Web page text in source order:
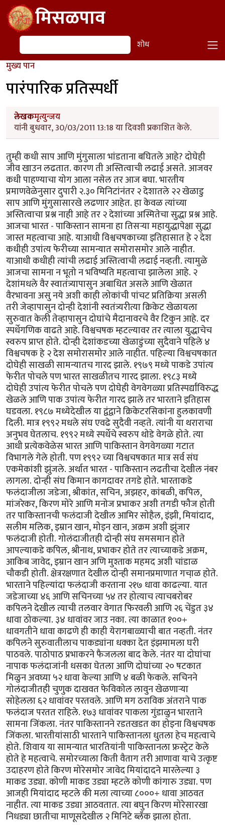
Skip to main contentमिसळपाव
शोध शोध
मुख्य पान
पारंपारिक प्रतिस्पर्धी
लेखकमृत्युन्जय
यांनी बुधवार, 30/03/2011 13:18 या दिवशी प्रकाशित केले.
तुम्ही कधी साप आणि मुंगुसाला भांडताना बघितले आहे? दोघेही
जीव खाउन लढतात. कारण ती अस्तित्वाची लढाई असते. आजवर
कधी पाहण्याचा योग आला नसेल तर आज बघा. भारतीय
प्रमाणवेळेनुसार दुपारी २.३० मिनिटांनंतर २ देशातले २२ खेळाडु
साप आणि मुंगुसासारखे लढणार आहेत. हा केवळ त्यांच्या
अस्तित्वाचा प्रश्न नाही आहे तर २ देशांच्या अस्मितेचा सुद्धा प्रश्न आहे.
आजचा भारत - पाकिस्तान सामना हा तिसर्‍या महायुद्धापेक्षा सुद्धा
जास्त महत्वाचा आहे. याआधी विश्वचषकाच्या इतिहासात हे २ देश
कधीही उपांत्य फेरीच्या सामन्यात समोरासमोर आले नाहीत.
याआधी कधीही त्यांची लढाई अस्तित्वाची लढाई नव्हती. त्यामुळे
आजचा सामना न भूतो न भविष्यति महत्वाचा झालेला आहे. २
देशांमधले वैर स्वातंत्र्यापासुन अबाधित असले आणि खेळात
वैरभावना असु नये अशी काही लोकांची पांचट प्रतिक्रिया असली
तरी जेव्हापासुन दोन्ही देशांनी स्वतंत्र्यरीत्या क्रिकेट खेळायला
सुरुवात केली तेव्हापासुन दोघांचे मैदानावरचे वैर टिकुन आहे. दर
स्पर्धेगणिक वाढते आहे. विश्वचषक म्हटल्यावर तर त्याला युद्धाचेच
स्वरुप प्राप्त होते. दोन्ही देशांकडच्या खेळाडुंच्या सुदैवाने पहिले ४
विश्वचषक हे २ देश समोरासमोर आले नाहीत. पहिल्या विश्वचषकात
दोघेही साखळी सामन्यातच गारद झाले. १९७९ मध्ये पाकडे उपांत्य
फेरीत पोचले पण भारत साखळीतच गारद झाला. १९८३ मध्ये
दोघेही उपांत्य फेरीत पोचले पण दोघेही वेगवेगळ्या प्रतिस्पर्द्यांविरुद्ध
खेळले आणि पाक उपांत्य फेरीत गारद झाले तर भारताने इतिहास
घडवला. १९८७ मध्येदेखील या द्वंद्वाने क्रिकेटरसिकांना हुलकावणी
दिली. मात्र १९९२ मधले संघ एवढे सुदैवी नव्हते. त्यांनी या थराराचा
अनुभव घेतलाच. १९९२ मध्ये स्पर्धेचे स्वरुप थोडे वेगळे होते. त्या
आधी प्रत्येकवेळेस भारत आणि पाकिस्तान वेगवेगळ्या गटात
विभागले गेले होती. पण १९९२ च्या विश्वचषकात मात्र सर्व संघ
एकमेकांशी झुंजले. अर्थात भारत - पाकिस्तान लढतीचा देखील नंबर
लागला. दोन्ही संघ किमान कागदावर तगडे होते. भारताकडे
फलंदाजीला जडेजा, श्रीकांत, सचिन, अझहर, कांबळी, कपिल,
मांजरेकर, किरण मोरे आणि मनोज प्रभाकर अशी तगडी फौज होती
तर पाकिस्तानची फलंदाजी देखील आमिर सोहैल, इंझी, मियांदाद,
सलीम मलिक, इम्रान खान, मोइन खान, अक्रम अशी झुंजार
फलंदाजी होती. गोलंदाजीतही दोन्ही संघ समसमान होते
आपल्याकडे कपिल, श्रीनाथ, प्रभाकर होते तर त्याच्याकडे अक्रम,
आकिब जावेद, इम्रान खान अणि मुश्ताक महमद अशी चांडाळ
चौकडी होती. क्षेत्ररक्षणात देखील दोन्ही समानप्रमाणात गचा़ळ होते.
भारताने पहिल्यांदा फलंदाजी करताना २१७ धावा काढल्या. यात
जडेजाच्या ४६ आणि सचिनच्या ५४ तर होत्याच त्याचबरोबर
कपिलने देखील त्याची तलवार वेगात फिरवली आणि २६ चेंडुत ३४
धावा ठोकल्या. ३४ धावांवर जाउ नका. त्या काळात १००+
धावगतीने धावा काढणे ही काही येरागबाळ्याची बात नव्हती. नंतर
कपिलने सुरुवातीलाच पाकड्यांना धक्का देत इंझमामला घरी
पाठवले. पाठोपाठ प्रभाकरने फैजलला बाद केले. नंतर या दोघांचा
नापाक फलंदाजांनी धसका घेतला आणि दोघांच्या २० षटकात
मिळुन अवघ्या ५२ धावा केल्या आणि ४ बळी फेकले. सचिनने
गोलंदाजीतही चुणुक दाखवत फेविकोल लावुन खेळणार्‍या
सोहेलला ६२ धावांवर परतवले. आणि मग ठराविक अंतराने पाक
फलंदाज परतत राहिले. १७३ धावांवर पाकला गुंडाळुन भारताने
सामना जिंकला. नंतर पाकिस्तानने रडतखडत का होइना विश्वचषक
जिंकला. भारतीयांसाठी भारताने पाकिस्तानला धुतला हेच महत्वाचे
होते. शिवाय या सामन्यात भारतियांनी पाकिस्तानला फ्रस्ट्रेट केले
होते हे महत्वाचे. समोरच्याला किती वैताग तरी आणावा याचे उत्कृष्ट
उदाहरण होते किरण मोरेसमोर जावेद मियांदादने मारलेल्या ३
माकड उड्या. कोणी माकड उड्या म्हटले कोणी कांगारु उड्या. पण
आजही मियांदाद म्हटले की मला त्याच्या ८०००+ धावा आठवत
नाहीत. त्या माकड उड्या आठवतात. त्या बघुन किरण मोरेसारखा
निधड्या छातीचा माणूसदेखील २ मिनिटे ब्लँक झाला होता.